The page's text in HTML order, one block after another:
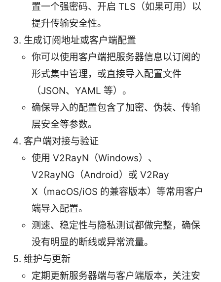
置一个强密码、开启 TLS（如果可用）以
提升传输安全性。
生成订阅地址或客户端配置
你可以使用客户端把服务器信息以订阅的
形式集中管理，或直接导入配置文件
（JSON、YAML 等）。
确保导入的配置包含了加密、伪装、传输
层安全等参数。
客户端对接与验证
使用 V2RayN（Windows）、
V2RayNG（Android）或 V2Ray
X（macOS/iOS 的兼容版本）等常用客户
端导入配置。
测速、稳定性与隐私测试都做完整，确保
没有明显的断线或异常流量。
维护与更新
定期更新服务器端与客户端版本，关注安